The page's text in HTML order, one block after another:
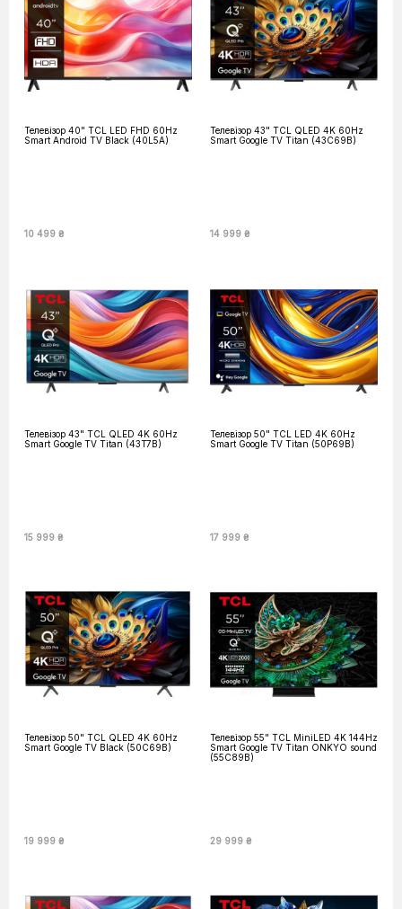
Телевізор 40" TCL LED FHD 60Hz
Smart Android TV Black (40L5A)
10 499 ₴
Телевізор 43" TCL QLED 4K 60Hz
Smart Google TV Titan (43C69B)
14 999 ₴
Телевізор 43" TCL QLED 4K 60Hz
Smart Google TV Titan (43T7B)
15 999 ₴
Телевізор 50" TCL LED 4K 60Hz
Smart Google TV Titan (50P69B)
17 999 ₴
Телевізор 50" TCL QLED 4K 60Hz
Smart Google TV Black (50C69B)
19 999 ₴
Телевізор 55" TCL MiniLED 4K 144Hz
Smart Google TV Titan ONKYO sound
(55C89B)
29 999 ₴